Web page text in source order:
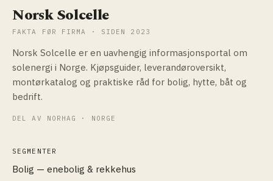
Norsk Solcelle
FAKTA FØR FIRMA · SIDEN 2023
Norsk Solcelle er en uavhengig informasjonsportal om
solenergi i Norge. Kjøpsguider, leverandøroversikt,
montørkatalog og praktiske råd for bolig, hytte, båt og
bedrift.
DEL AV NORHAG · NORGE
SEGMENTER
Bolig — enebolig & rekkehus